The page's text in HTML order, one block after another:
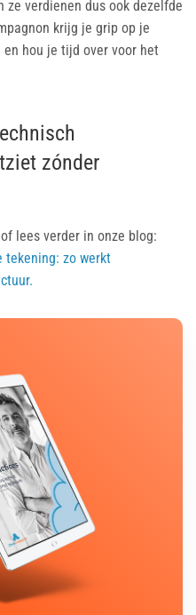
verdienen dus ook dezelfde
krijg je grip op je
hou je tijd over voor het
zónder
of lees verder in onze blog:
tekening: zo werkt